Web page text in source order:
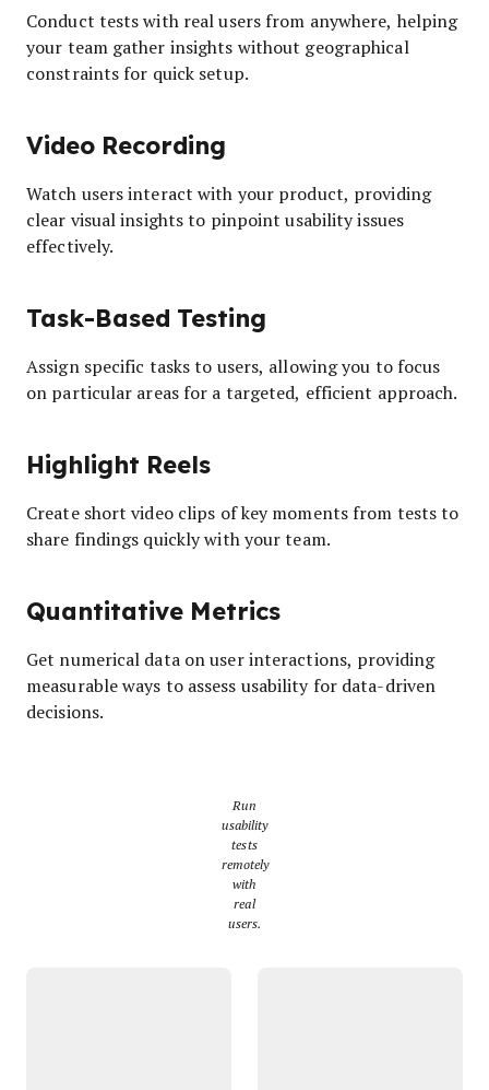
Conduct tests with real users from anywhere, helping
your team gather insights without geographical
constraints for quick setup.
Video Recording
Watch users interact with your product, providing
clear visual insights to pinpoint usability issues
effectively.
Task-Based Testing
Assign specific tasks to users, allowing you to focus
on particular areas for a targeted, efficient approach.
Highlight Reels
Create short video clips of key moments from tests to
share findings quickly with your team.
Quantitative Metrics
Get numerical data on user interactions, providing
measurable ways to assess usability for data-driven
decisions.
Run
usability
tests
remotely
with
real
users.